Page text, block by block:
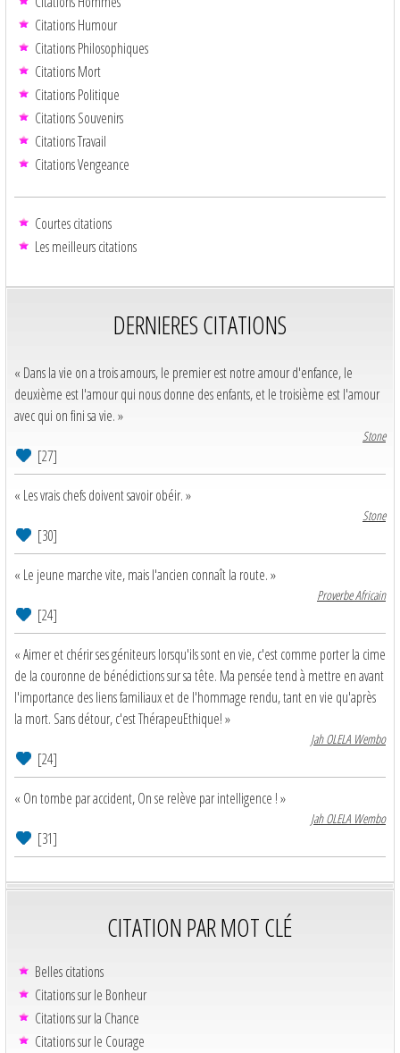
Citations Humour
Citations Philosophiques
Citations Mort
Citations Politique
Citations Souvenirs
Citations Travail
Citations Vengeance
Courtes citations
Les meilleurs citations
DERNIERES CITATIONS
« Dans la vie on a trois amours, le premier est notre amour d'enfance, le
deuxième est l'amour qui nous donne des enfants, et le troisième est l'amour
avec qui on fini sa vie. »
Stone
[27]
« Les vrais chefs doivent savoir obéir. »
Stone
[30]
« Le jeune marche vite, mais l'ancien connaît la route. »
Proverbe Africain
[24]
« Aimer et chérir ses géniteurs lorsqu'ils sont en vie, c'est comme porter la cime
de la couronne de bénédictions sur sa tête. Ma pensée tend à mettre en avant
l'importance des liens familiaux et de l'hommage rendu, tant en vie qu'après
la mort. Sans détour, c'est ThérapeuEthique! »
Jah OLELA Wembo
[24]
« On tombe par accident, On se relève par intelligence ! »
Jah OLELA Wembo
[31]
CITATION PAR MOT CLÉ
Belles citations
Citations sur le Bonheur
Citations sur la Chance
Citations sur le Courage